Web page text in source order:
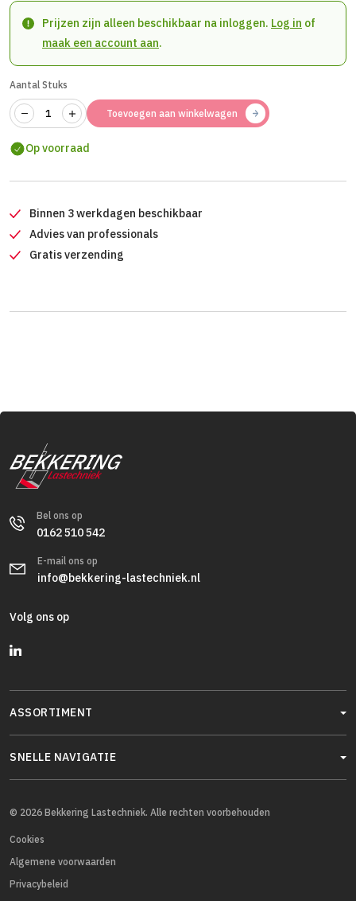
Prijzen zijn alleen beschikbaar na inloggen. Log in of
maak een account aan.
Aantal Stuks
Toevoegen aan winkelwagen
Op voorraad
Binnen 3 werkdagen beschikbaar
Advies van professionals
Gratis verzending
Bel ons op
0162 510 542
E-mail ons op
info@bekkering-lastechniek.nl
Volg ons op
ASSORTIMENT
SNELLE NAVIGATIE
© 2026 Bekkering Lastechniek. Alle rechten voorbehouden
Cookies
Algemene voorwaarden
Privacybeleid